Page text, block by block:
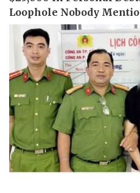
Thể thao
Bóng đá
Lịch thi đấu bóng đá
Thế giới thể thao
eSports
Hậu trường